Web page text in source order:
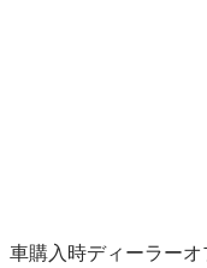
車購入時ディーラーオ